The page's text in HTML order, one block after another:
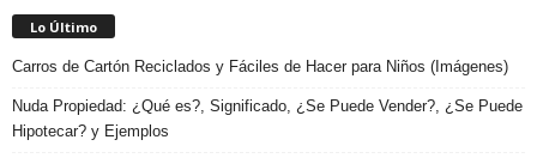
Lo Último
Carros de Cartón Reciclados y Fáciles de Hacer para Niños (Imágenes)
Nuda Propiedad: ¿Qué es?, Significado, ¿Se Puede Vender?, ¿Se Puede
Hipotecar? y Ejemplos